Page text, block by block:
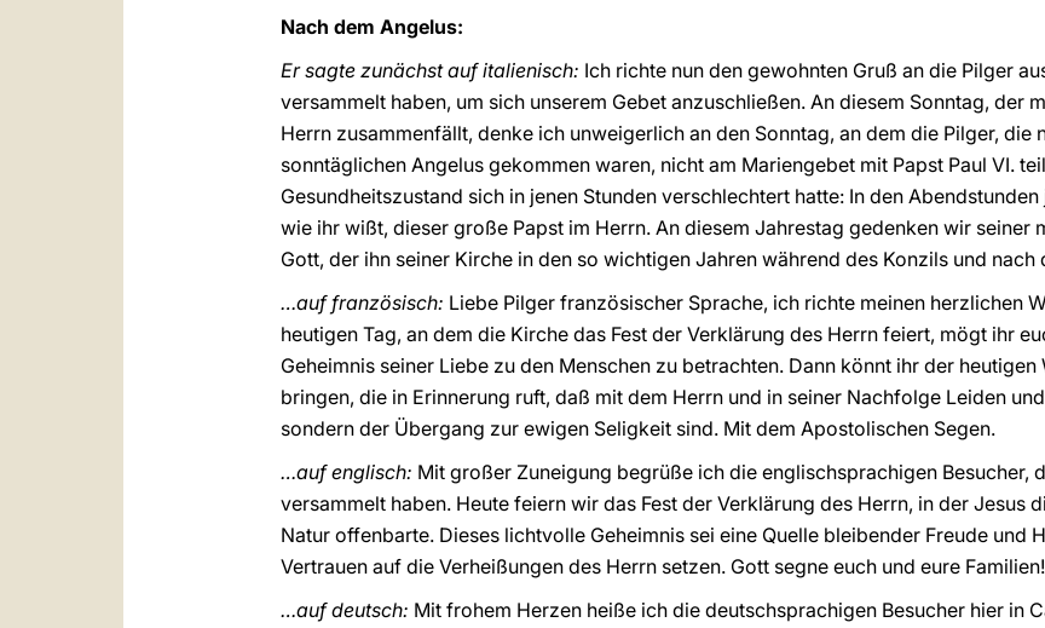
Nach dem Angelus:
Er sagte zunächst auf italienisch: Ich richte nun den gewohnten Gruß an die Pilger
versammelt haben, um sich unserem Gebet anzuschließen. An diesem Sonntag, der
Herrn zusammenfällt, denke ich unweigerlich an den Sonntag, an dem die Pilger, die
sonntäglichen Angelus gekommen waren, nicht am Mariengebet mit Papst Paul VI.
Gesundheitszustand sich in jenen Stunden verschlechtert hatte: In den
wie ihr wißt, dieser große Papst im Herrn. An diesem Jahrestag gedenken wir seiner
Gott, der ihn seiner Kirche in den so wichtigen Jahren während des Konzils und
…auf französisch: Liebe Pilger französischer Sprache, ich richte meinen herzlichen
heutigen Tag, an dem die Kirche das Fest der Verklärung des Herrn feiert, mögt ihr
Geheimnis seiner Liebe zu den Menschen zu betrachten. Dann könnt ihr der
bringen, die in Erinnerung ruft, daß mit dem Herrn und in seiner Nachfolge Leiden
sondern der Übergang zur ewigen Seligkeit sind. Mit dem Apostolischen Segen.
…auf englisch: Mit großer Zuneigung begrüße ich die englischsprachigen Besucher,
versammelt haben. Heute feiern wir das Fest der Verklärung des Herrn, in der Jesus
Natur offenbarte. Dieses lichtvolle Geheimnis sei eine Quelle bleibender Freude und
Vertrauen auf die Verheißungen des Herrn setzen. Gott segne euch und eure Familien!
…auf deutsch: Mit frohem Herzen heiße ich die deutschsprachigen Besucher hier in